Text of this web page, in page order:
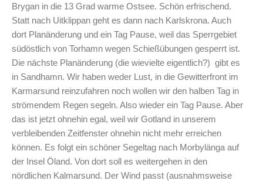
Brygan in die 13 Grad warme Ostsee. Schön erfrischend.
Statt nach Uitklippan geht es dann nach Karlskrona. Auch
dort Planänderung und ein Tag Pause, weil das Sperrgebiet
südöstlich von Torhamn wegen Schießübungen gesperrt ist.
Die nächste Planänderung (die wievielte eigentlich?) gibt es
in Sandhamn. Wir haben weder Lust, in die Gewitterfront im
Karmarsund reinzufahren noch wollen wir den halben Tag in
strömendem Regen segeln. Also wieder ein Tag Pause. Aber
das ist jetzt ohnehin egal, weil wir Gotland in unserem
verbleibenden Zeitfenster ohnehin nicht mehr erreichen
können. Es folgt ein schöner Segeltag nach Morbylänga auf
der Insel Öland. Von dort soll es weitergehen in den
nördlichen Kalmarsund. Der Wind passt (ausnahmsweise